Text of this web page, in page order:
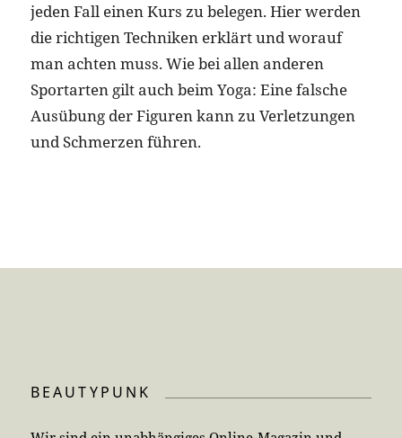
jeden Fall einen Kurs zu belegen. Hier werden
die richtigen Techniken erklärt und worauf
man achten muss. Wie bei allen anderen
Sportarten gilt auch beim Yoga: Eine falsche
Ausübung der Figuren kann zu Verletzungen
und Schmerzen führen.
BEAUTYPUNK